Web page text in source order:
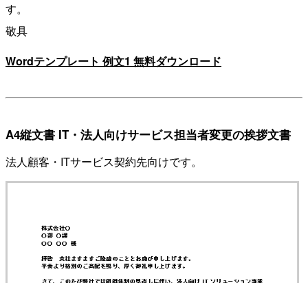
す。
敬具
Wordテンプレート 例文1 無料ダウンロード
A4縦文書 IT・法人向けサービス担当者変更の挨拶文書
法人顧客・ITサービス契約先向けです。